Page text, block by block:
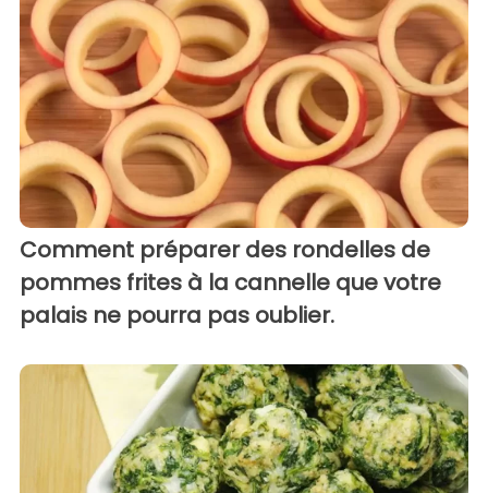
Comment préparer des rondelles de
pommes frites à la cannelle que votre
palais ne pourra pas oublier.